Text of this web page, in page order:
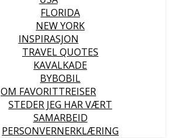
FLORIDA
NEW YORK
INSPIRASJON
TRAVEL QUOTES
KAVALKADE
BYBOBIL
OM FAVORITTREISER
STEDER JEG HAR VÆRT
SAMARBEID
PERSONVERNERKLÆRING